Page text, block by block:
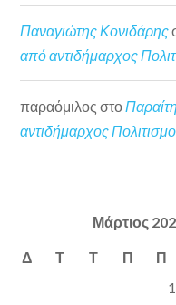
Παναγιώτης Κονιδάρης
από αντιδήμαρχος
παραόμιλος στο
αντιδήμαρχος
Μάρτιος
Δ Τ Τ Π Π
1